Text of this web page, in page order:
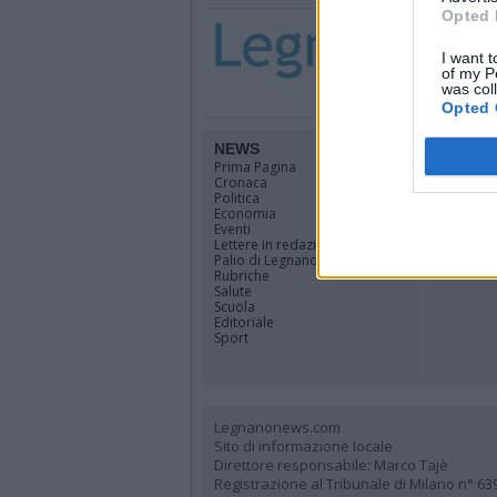
Opted
I want
of my
was
Opted
NEWS
Prima Pagina
Cronaca
Politica
Economia
Eventi
Lettere in redazione
Palio di Legnano
Rubriche
Salute
Scuola
Editoriale
Sport
Alto
Rhodense
Legnanonews.com
Sito di informazione locale
Direttore responsabile: Marco Tajè
Registrazione al Tribunale di Milano n°